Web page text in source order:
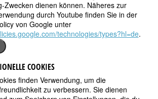
Ärztin
am 1. Oktober 2021
Zwecken dienen können. Näheres zur
durch Youtube finden Sie in der
von Google unter
technologies/types?hl=de.
COOKIES
finden Verwendung, um die
zu verbessern. Sie dienen